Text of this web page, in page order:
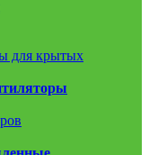
для крытых